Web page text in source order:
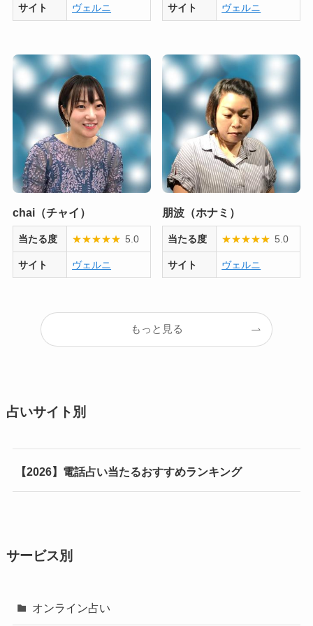
サイト ヴェルニ サイト ヴェルニ
chai（チャイ）
当たる度 ★★★★★ 5.0
サイト ヴェルニ
朋波（ホナミ）
当たる度 ★★★★★ 5.0
サイト ヴェルニ
もっと見る
占いサイト別
【2026】電話占い当たるおすすめランキング
サービス別
オンライン占い